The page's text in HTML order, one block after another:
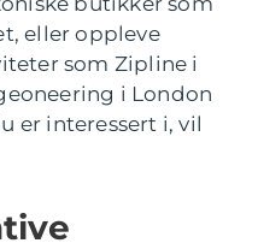
eller oppleve
som Zipline i
i London
er interessert i, vil